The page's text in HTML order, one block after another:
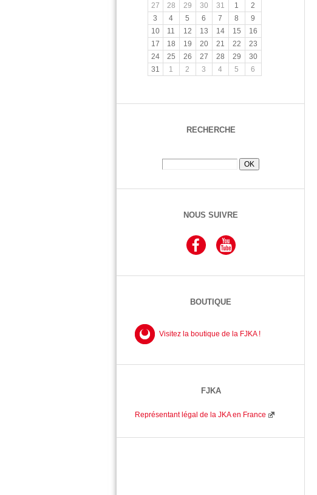
27
28 29 30 31 1
2
3
4 5 6 7 8
9
10
11 12 13 14 15
16
17
18 19 20 21 22
23
24
25 26 27 28 29
30
31
1 2 3 4 5 6
RECHERCHE
NOUS SUIVRE
BOUTIQUE
Visitez la boutique de la FJKA !
FJKA
Représentant légal de la JKA en France